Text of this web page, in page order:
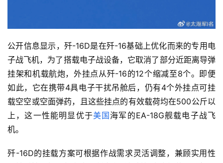
公开信息显示，歼-16D是在歼-16基础上优化而来的专用电
子战飞机，为了搭载电子战设备，它取消了部分近距离导弹
挂架和机载航炮，外挂点从歼-16的12个缩减至8个。即便
如此，它在携带4具电子干扰吊舱后，仍有4个外挂点可挂
载空空或空面弹药，且这些挂点的有效载荷均在500公斤以
上，这一性能明显优于美国海军的EA-18G舰载电子战飞
机。
歼-16D的挂载方案可根据作战需求灵活调整，兼顾实用性